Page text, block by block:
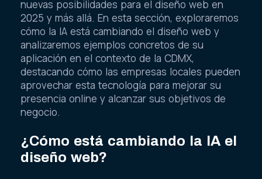
nuevas posibilidades para el diseño web en
2025 y más allá. En esta sección, exploraremos
cómo la IA está cambiando el diseño web y
analizaremos ejemplos concretos de su
aplicación en el contexto de la CDMX,
destacando cómo las empresas locales pueden
aprovechar esta tecnología para mejorar su
presencia online y alcanzar sus objetivos de
negocio.
¿Cómo está cambiando la IA el
diseño web?